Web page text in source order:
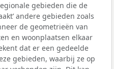
gebieden die de
andere gebieden zoals
de geometrieën van
en woonplaatsen elkaar
dat er een gedeelde
gebieden, waarbij ze op